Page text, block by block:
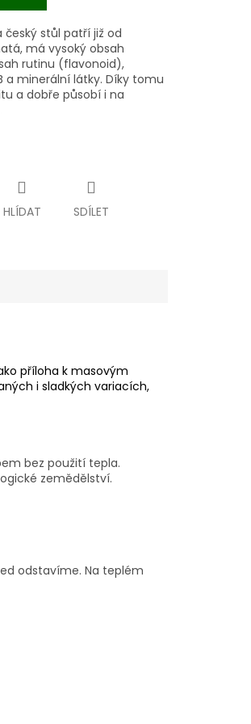
český stůl patří již od
má vysoký obsah
rutinu (flavonoid),
a minerální látky. Díky tomu
a dobře působí i na
HLÍDAT SDÍLET
příloha k masovým
i sladkých variacích,
bez použití tepla.
zemědělství.
odstavíme. Na teplém